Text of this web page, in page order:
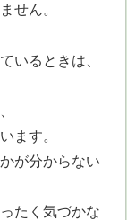
せん。
いるときは、
ます。
が分からない
たく気づかな